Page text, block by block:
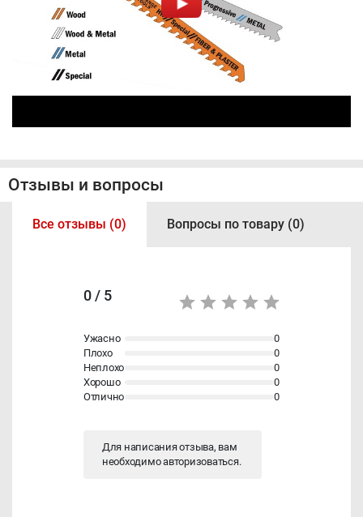
Отзывы и вопросы
Все отзывы (0) Вопросы по товару (0)
0 / 5
Ужасно
0
Плохо
0
Неплохо
0
Хорошо
0
Отлично
0
Для написания отзыва, вам
необходимоавторизоваться.